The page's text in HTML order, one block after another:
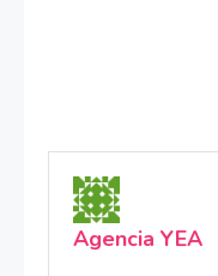
Agencia YEA